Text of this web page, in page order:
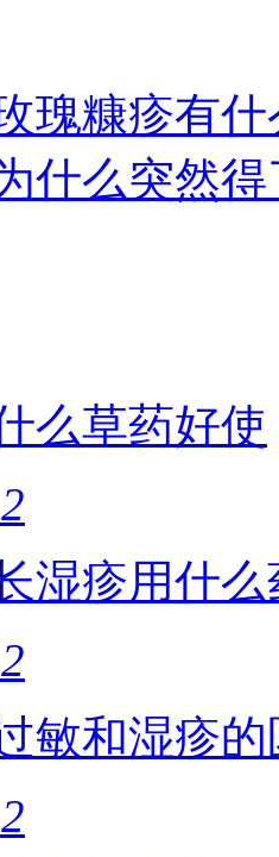
瑰糠疹有
什么突然
么草药好使
湿疹用什么
敏和湿疹的